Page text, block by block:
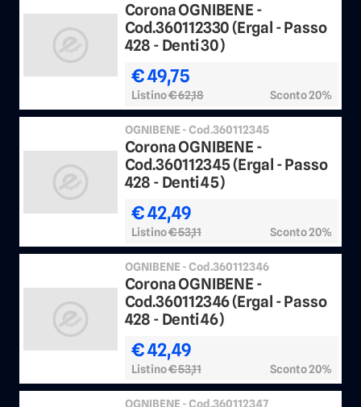
Corona OGNIBENE -
Cod.360112330 (Ergal - Passo
428 - Denti 30)
€ 49,75
Listino€ 62,18 Sconto 20%
OGNIBENE - Cod.360112345
Corona OGNIBENE -
Cod.360112345 (Ergal - Passo
428 - Denti 45)
€ 42,49
Listino€ 53,11 Sconto 20%
OGNIBENE - Cod.360112346
Corona OGNIBENE -
Cod.360112346 (Ergal - Passo
428 - Denti 46)
€ 42,49
Listino€ 53,11 Sconto 20%
OGNIBENE - Cod.360112347